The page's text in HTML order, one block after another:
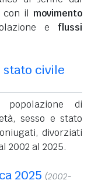
con il movimento
e flussi
stato civile
popolazione di
sesso e stato
divorziati
2002 al 2025.
2025 (2002-